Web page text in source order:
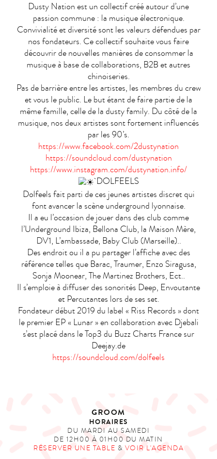
Dusty Nation est un collectif créé autour d’une
passion commune : la musique électronique.
Convivialité et diversité sont les valeurs défendues par
nos fondateurs. Ce collectif souhaite vous faire
découvrir de nouvelles manières de consommer la
musique à base de collaborations, B2B et autres
chinoiseries.
Pas de barrière entre les artistes, les membres du crew
et vous le public. Le but étant de faire partie de la
même famille, celle de la dusty family. Du côté de la
musique, nos deux artistes sont fortement influencés
par les 90’s.
https://www.facebook.com/2dustynation
https://soundcloud.com/dustynation
https://www.instagram.com/dustynation.info/
DOLFEELS
Dolfeels fait parti de ces jeunes artistes discret qui
font avancer la scène underground lyonnaise.
Il a eu l’occasion de jouer dans des club comme
l’Underground Ibiza, Bellona Club, la Maison Mère,
DV1, L’ambassade, Baby Club (Marseille)..
Des endroit ou il a pu partager l’affiche avec des
référence telles que Barac, Traumer, Enzo Siragusa,
Sonja Moonear, The Martinez Brothers, Ect..
Il s’emploie à diffuser des sonorités Deep, Envoutante
et Percutantes lors de ses set.
Fondateur début 2019 du label « Riss Records » dont
le premier EP « Lunar » en collaboration avec Djebali
s’est placé dans le Top3 du Buzz Charts France sur
Deejay.de
https://soundcloud.com/dolfeels
GROOM
HORAIRES
DU MARDI AU SAMEDI
DE 12H00 À 01H00 DU MATIN
RÉSERVER UNE TABLE & VOIR L'AGENDA